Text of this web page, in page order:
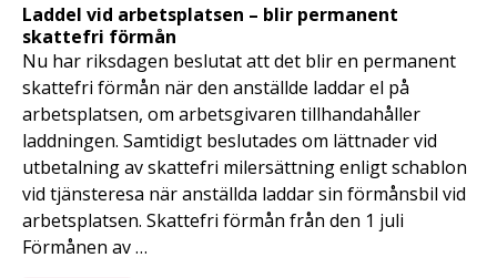
Laddel vid arbetsplatsen – blir permanent
skattefri förmån
Nu har riksdagen beslutat att det blir en permanent
skattefri förmån när den anställde laddar el på
arbetsplatsen, om arbetsgivaren tillhandahåller
laddningen. Samtidigt beslutades om lättnader vid
utbetalning av skattefri milersättning enligt schablon
vid tjänsteresa när anställda laddar sin förmånsbil vid
arbetsplatsen. Skattefri förmån från den 1 juli
Förmånen av …